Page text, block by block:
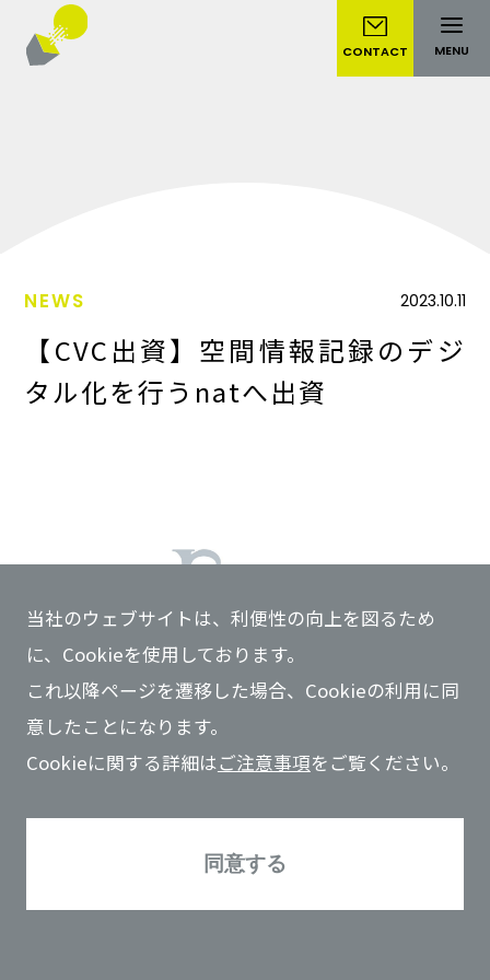
当社のウェブサイトは、利便性の向上を図るため
に、Cookieを使用しております。
これ以降ページを遷移した場合、Cookieの利用に同
意したことになります。
Cookieに関する詳細はご注意事項をご覧ください。
同意する
CONTACT MENU
NEWS 2023.10.11
【CVC出資】空間情報記録のデジ
タル化を行うnatへ出資
「JGC MIRAI Innovation Fund」は空間情報記録のデジ
本出資を通じて、当社グループ会社であるブラウンリバ